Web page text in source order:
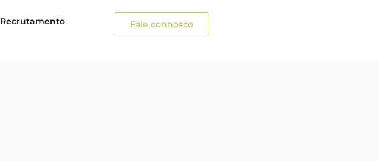
Recrutamento
Fale connosco